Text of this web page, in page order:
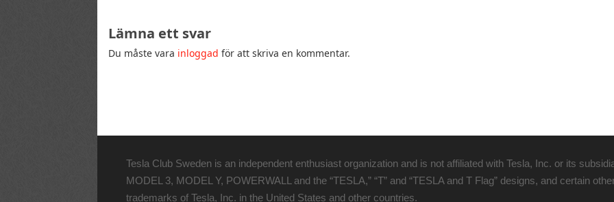
Lämna ett svar
Du måste vara inloggad för att skriva en kommentar.
Tesla Club Sweden is an independent enthusiast organization and is not affiliated with Tesla, Inc. or its
MODEL 3, MODEL Y, POWERWALL and the “TESLA,” “T” and “TESLA and T Flag” designs, and certain
trademarks of Tesla, Inc. in the United States and other countries.